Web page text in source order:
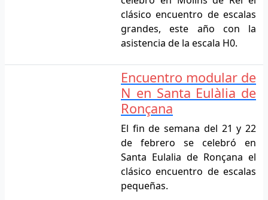
clásico encuentro de escalas
grandes, este año con la
asistencia de la escala H0.
Encuentro modular de
N en Santa Eulàlia de
Ronçana
El fin de semana del 21 y 22
de febrero se celebró en
Santa Eulalia de Ronçana el
clásico encuentro de escalas
pequeñas.